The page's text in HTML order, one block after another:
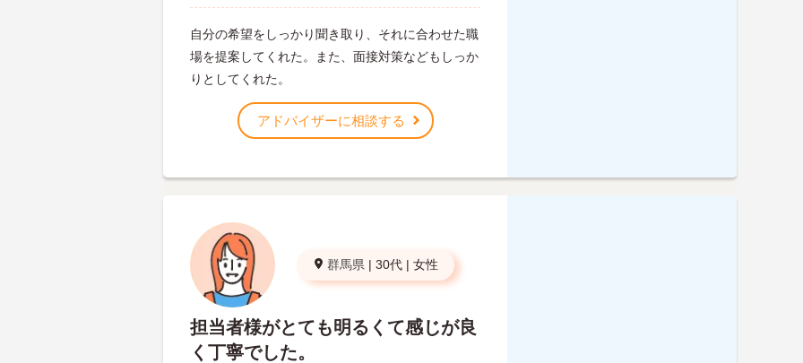
自分の希望をしっかり聞き取り、それに合わせた職
場を提案してくれた。また、面接対策などもしっか
りとしてくれた。
アドバイザーに相談する
群馬県 | 30代 | 女性
担当者様がとても明るくて感じが良
く丁寧でした。